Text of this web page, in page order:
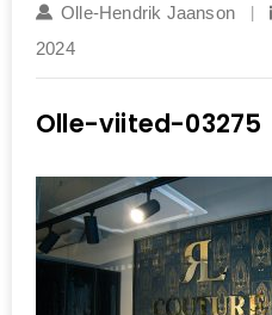
Olle-Hendrik Jaanson
2024
Olle-viited-03275